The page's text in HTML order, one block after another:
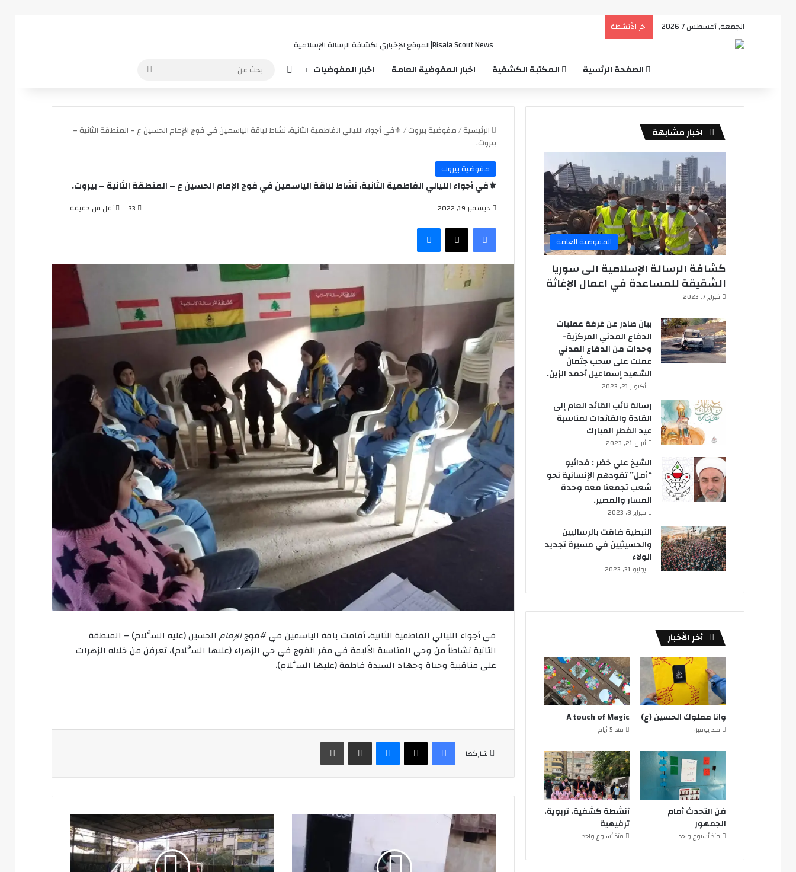
الجمعة, أغسطس 7 2026 اخر الأنشطة
الصفحة الرئسية المكتبة الكشفية اخبار المفوضية العامة اخبار المفوضيات إضافة عمود جانبي
عن
الرئيسية/مفوضية بيروت/ ⚜️في أجواء الليالي الفاطمية الثانية، نشاط لباقة الياسمين في فوج الإمام الحسين ع – المنطقة الثانية –
بيروت.
مفوضية بيروت
⚜️في أجواء الليالي الفاطمية الثانية، نشاط لباقة الياسمين في فوج الإمام الحسين ع – المنطقة الثانية – بيروت.
ديسمبر 19, 2022 33 أقل من دقيقة
فيسبوك
‫X ماسنجر
في أجواء الليالي الفاطمية الثانية، أقامت باقة الياسمين في #فوجالإمامالحسين (عليه السَّلام) – المنطقة
الثانية نشاطاً من وحي المناسبة الأليمة في مقر الفوج في حي الزهراء (عليها السَّلام)، تعرفن من خلاله الزهرات
على مناقبية وحياة وجهاد السيدة فاطمة (عليها السَّلام).
شاركها
فيسبوك
‫X ماسنجر مشاركة عبر البريد طباعة
⚜️نشاط
لباقة
السلام
في
⚜️نشاط
رياضي
لعشيرة
الجوالة
في
اخبار مشابهة
المفوضية العامة
كشافة الرسالة الإسلامية الى سوريا
الشقيقة للمساعدة في اعمال الإغاثة
فبراير 7, 2023
بيان صادر عن غرفة عمليات
الدفاع المدني المركزية-
وحدات من الدفاع المدني
عملت على سحب جثمان
الشهيد إسماعيل أحمد الزين.
أكتوبر 21, 2023
رسالة نائب القائد العام إلى
القادة والقائدات لمناسبة
عيد الفطر المبارك
أبريل 21, 2023
الشيخ علي خضر : فدائيو
“أمل” تقودهم الإنسانية نحو
شعب تجمعنا معه وحدة
المسار والمصير.
فبراير 8, 2023
النبطية ضاقت بالرساليين
والحسينيّين في مسيرة تجديد
الولاء
يوليو 31, 2023
أخر الأخبار
وانا مملوك الحسين (ع)
منذ يومين
A touch of Magic
منذ 5 أيام
فن التحدث أمام
الجمهور
منذ أسبوع واحد
أنشطة كشفية، تربوية،
ترفيهية
منذ أسبوع واحد